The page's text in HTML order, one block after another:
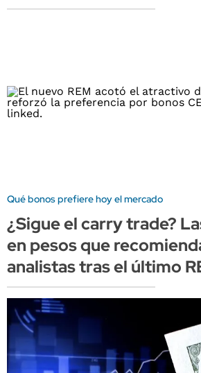
Qué bonos prefiere hoy el mercado
¿Sigue el carry trade?
en pesos que
analistas tras el último